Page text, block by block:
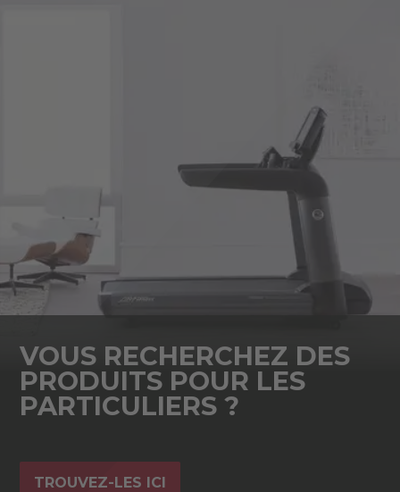
VOUS RECHERCHEZ DES
PRODUITS POUR LES
PARTICULIERS ?
TROUVEZ-LES ICI